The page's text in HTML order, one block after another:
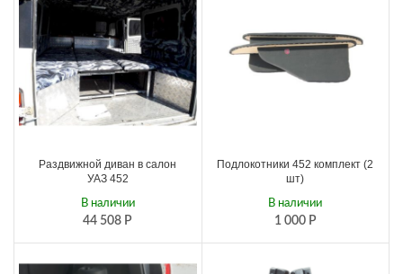
Раздвижной диван в салон
УАЗ 452
44 508 Р
В наличии
Подлокотники 452 комплект (2
шт)
1 000 Р
В наличии